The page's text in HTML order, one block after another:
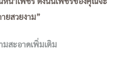
น้าเพชร ดังนั้นเพชรของคุณจะ
ายสวยงาม”
มสะอาดเพิ่มเติม